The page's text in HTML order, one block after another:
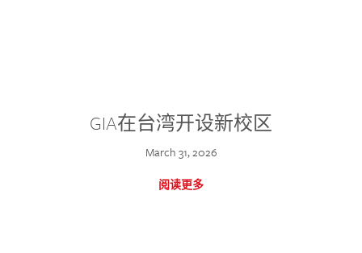
GIA在台湾开设新校区
March 31, 2026
阅读更多